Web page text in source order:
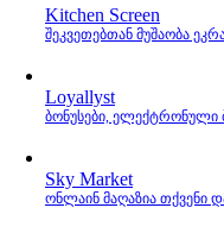
Kitchen Screen
შეკვეთებთან მუშაობა
Loyallyst
ბონუსები, ელექტრონული
Sky Market
ონლაინ მაღაზია თქვენი